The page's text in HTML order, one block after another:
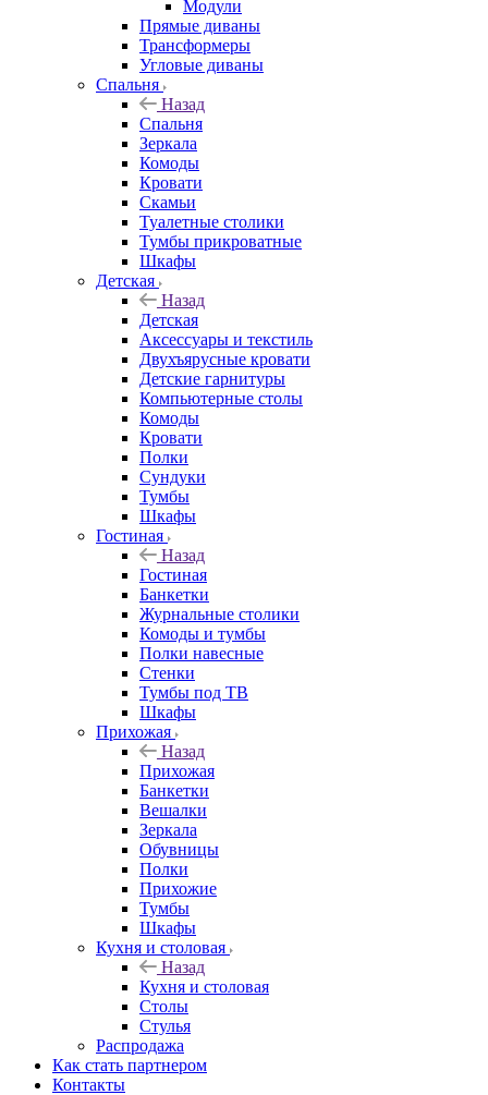
Модули
Прямые диваны
Трансформеры
Угловые диваны
Спальня
Назад
Спальня
Зеркала
Комоды
Кровати
Скамьи
Туалетные столики
Тумбы прикроватные
Шкафы
Детская
Назад
Детская
Аксессуары и текстиль
Двухъярусные кровати
Детские гарнитуры
Компьютерные столы
Комоды
Кровати
Полки
Сундуки
Тумбы
Шкафы
Гостиная
Назад
Гостиная
Банкетки
Журнальные столики
Комоды и тумбы
Полки навесные
Стенки
Тумбы под ТВ
Шкафы
Прихожая
Назад
Прихожая
Банкетки
Вешалки
Зеркала
Обувницы
Полки
Прихожие
Тумбы
Шкафы
Кухня и столовая
Назад
Кухня и столовая
Столы
Стулья
Распродажа
Как стать партнером
Контакты